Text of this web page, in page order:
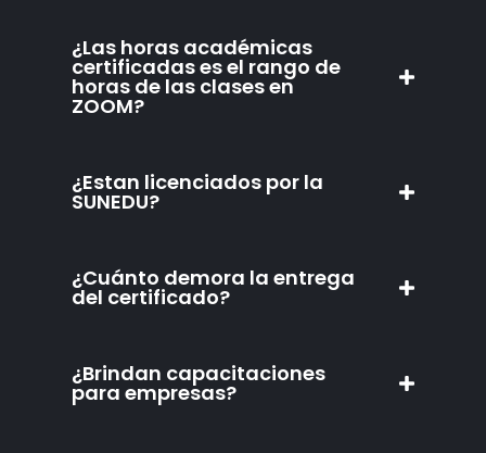
¿Las horas académicas
certificadas es el rango de
horas de las clases en
ZOOM?
¿Estan licenciados por la
SUNEDU?
¿Cuánto demora la entrega
del certificado?
¿Brindan capacitaciones
para empresas?